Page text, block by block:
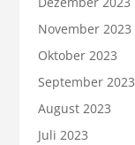
November 2023
Oktober 2023
September 2023
August 2023
Juli 2023